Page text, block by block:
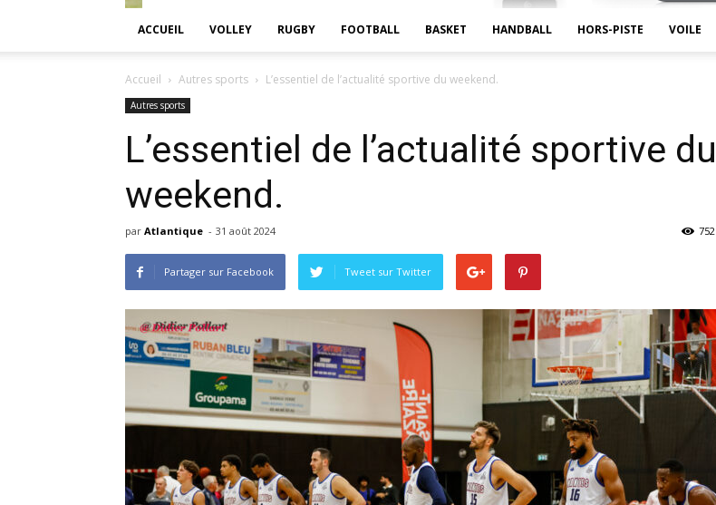
ACCUEIL VOLLEY RUGBY FOOTBALL BASKET HANDBALL HORS-PISTE VOILE
Accueil Autres sports L’essentiel de l’actualité sportive du weekend.
Autres sports
L’essentiel de l’actualité sportive du
weekend.
par Atlantique - 31 août 2024 752
Partager sur Facebook Tweet sur Twitter